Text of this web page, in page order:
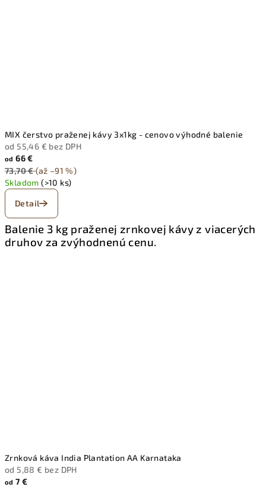
MIX čerstvo praženej kávy 3x1kg - cenovo výhodné balenie
od 55,46 € bez DPH
od 66 €
73,70 € (až –91 %)
Skladom(>10 ks)
Detail
Balenie 3 kg praženej zrnkovej kávy z viacerých
druhov za zvýhodnenú cenu.
Zrnková káva India Plantation AA Karnataka
od 5,88 € bez DPH
od 7 €